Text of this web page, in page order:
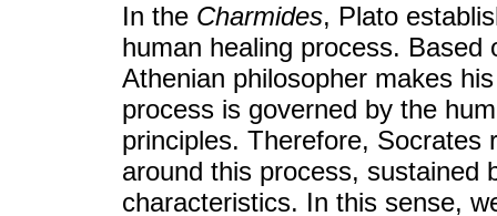
In the Charmides, Plato
human healing process.
Athenian philosopher makes
process is governed by the
principles. Therefore, Socrates
around this process, sustained
characteristics. In this sense,